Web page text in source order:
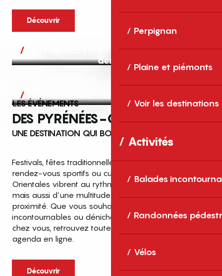
Perpignan
Plaine et piémonts
Voir les destinations
Activités
Balades
Randonnées
Vélos
Découvrir
Aujourd’hui, demain et après-
demain
Grands événements
LES ÉVÉNEMENTS
DES PYRÉNÉES-ORIENTALES
UNE DESTINATION QUI BOUGE TOUTE L’ANNÉE
Festivals, fêtes traditionnelles, concerts, expositions,
rendez-vous sportifs ou culturels… les Pyrénées-
Orientales vibrent au rythme de grands temps forts
mais aussi d’une multitude d’événements de
proximité. Que vous souhaitiez vivre les
incontournables ou dénicher des sorties près de
chez vous, retrouvez toutes les infos dans notre
agenda en ligne.
Découvrir
Top des événements et sorties
en famille
cet été dans les Pyrénées-Orientales
Entre mer Méditerranée, villages de
caractère et grands espaces naturels, les